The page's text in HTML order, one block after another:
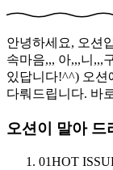
안녕하세요, 오션
속마음,,, 아,,,니,,,
있답니다!^^) 오션
다뤄드립니다. 바
오션이 말아 드
01HOT